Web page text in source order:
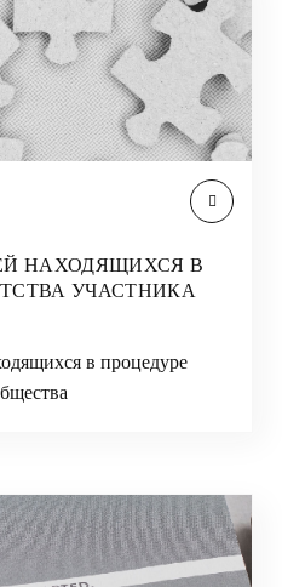
НАХОДЯЩИХСЯ В
УЧАСТНИКА
в процедуре